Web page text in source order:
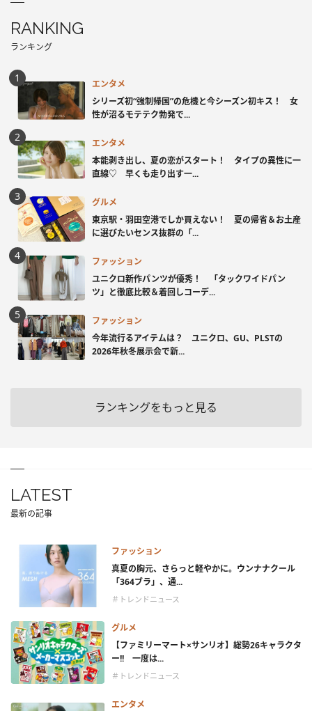
RANKING
ランキング
エンタメ
シリーズ初“強制帰国”の危機と今シーズン初キス！ 女
性が沼るモテテク勃発で...
エンタメ
本能剥き出し、夏の恋がスタート！ タイプの異性に一
直線♡ 早くも走り出す一...
グルメ
東京駅・羽田空港でしか買えない！ 夏の帰省＆お土産
に選びたいセンス抜群の「...
ファッション
ユニクロ新作パンツが優秀！ 「タックワイドパン
ツ」と徹底比較＆着回しコーデ...
ファッション
今年流行るアイテムは？ ユニクロ、GU、PLSTの
2026年秋冬展示会で新...
ランキングをもっと見る
LATEST
最新の記事
ファッション
真夏の胸元、さらっと軽やかに。ウンナナクール
「364ブラ」、通...
＃トレンドニュース
グルメ
【ファミリーマート×サンリオ】総勢26キャラクタ
ー!! 一度は...
＃トレンドニュース
エンタメ